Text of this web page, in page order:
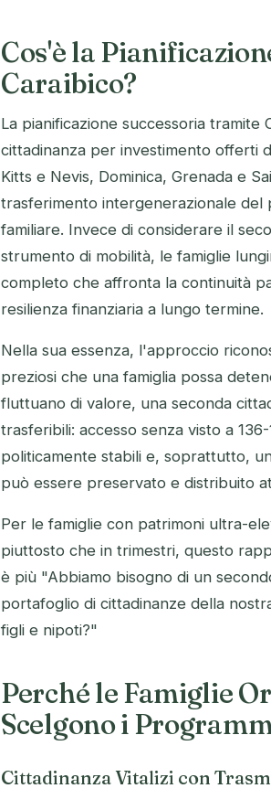
Cos'è la
Caraibico?
La pianificazione successoria
cittadinanza per investimento offerti
Kitts e Nevis, Dominica, Grenada e
trasferimento intergenerazionale
familiare. Invece di considerare il
strumento di mobilità, le famiglie
completo che affronta la continuità
resilienza finanziaria a lungo termine.
Nella sua essenza, l'approccio
preziosi che una famiglia possa
fluttuano di valore, una seconda
trasferibili: accesso senza visto a
politicamente stabili e, soprattutto,
può essere preservato e distribuito
Per le famiglie con patrimoni ultra-
piuttosto che in trimestri, questo
è più "Abbiamo bisogno di un
portafoglio di cittadinanze della
figli e nipoti?"
Perché le Famiglie
Scelgono i
Cittadinanza Vitalizi con